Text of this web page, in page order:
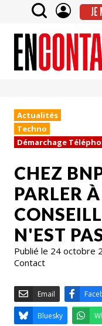
JE
Actualités
Techno
Démarchage
CHEZ
PARLER
N'EST
Publié le 24 octobre
Contact